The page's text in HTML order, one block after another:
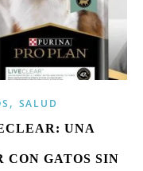
, SALUD
UNA
CON GATOS SIN